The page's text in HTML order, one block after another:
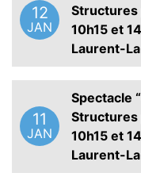
12
JAN
Structures
10h15 et
Laurent-
11
JAN
Spectacle
Structures
10h15 et
Laurent-